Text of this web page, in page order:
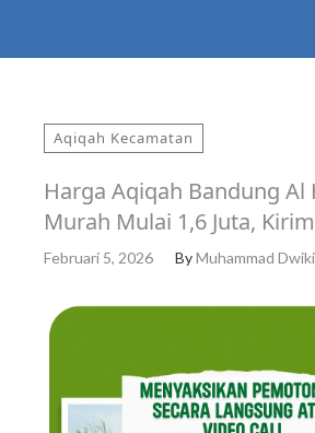
Aqiqah Kecamatan
Harga Aqiqah Bandung Al
Murah Mulai 1,6 Juta,
Februari 5, 2026 ByMuhammad